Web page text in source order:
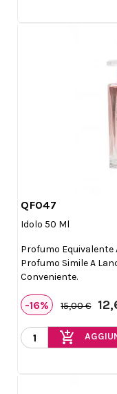
QF047
Idolo 50 Ml
Profumo Equivalente
Profumo Simile A
Conveniente.
-16% 15,00 €
add_shopping_cart